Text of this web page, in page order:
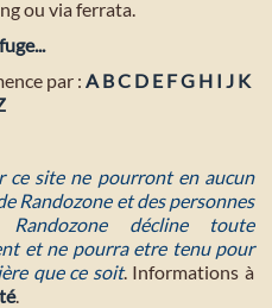
ou via ferrata.
par : A BC D E FG H I J K
ce site ne pourront en aucun
Randozone et des personnes
décline toute
et ne pourra etre tenu pour
que ce soit. Informations à
.